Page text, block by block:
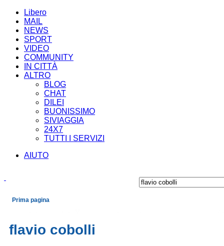
Libero
MAIL
NEWS
SPORT
VIDEO
COMMUNITY
IN CITTÀ
ALTRO
BLOG
CHAT
DILEI
BUONISSIMO
SIVIAGGIA
24X7
TUTTI I SERVIZI
AIUTO
Prima pagina
flavio cobolli